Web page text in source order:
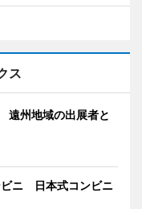
ス
遠州地域の出展者と
ビニ 日本式コンビニ